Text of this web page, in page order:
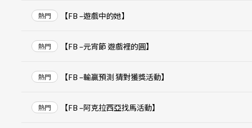
熱門 【FB –遊戲中的她】
熱門 【FB –元宵節 遊戲裡的圓】
熱門 【FB –輸贏預測 猜對獲獎活動】
熱門 【FB –阿克拉西亞找馬活動】